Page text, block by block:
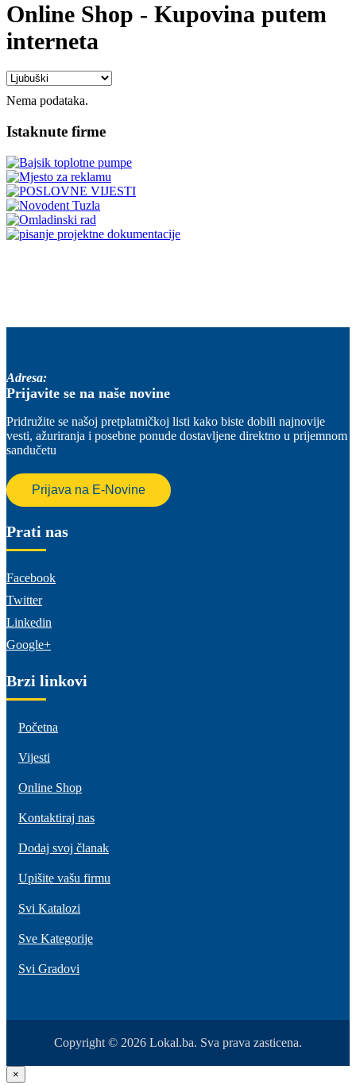
Online Shop - Kupovina putem
interneta
Nema podataka.
Istaknute firme
Adresa:
Prijavite se na naše novine
Pridružite se našoj pretplatničkoj listi kako biste dobili najnovije
vesti, ažuriranja i posebne ponude dostavljene direktno u prijemnom
sandučetu
Prijava na E-Novine
Prati nas
Facebook
Twitter
Linkedin
Google+
Brzi linkovi
Početna
Vijesti
Online Shop
Kontaktiraj nas
Dodaj svoj članak
Upišite vašu firmu
Svi Katalozi
Sve Kategorije
Svi Gradovi
Copyright © 2026 Lokal.ba. Sva prava zasticena.
×